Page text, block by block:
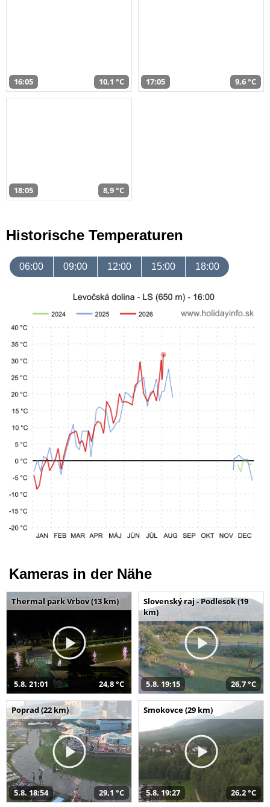
16:05 10,1 °C 17:05 9,6 °C
18:05 8,9 °C
Historische Temperaturen
06:00 09:00 12:00 15:00 18:00
Kameras in der Nähe
Thermal park Vrbov (13 km)
5.8. 21:01 24,8 °C
Slovenský raj - Podlesok (19
km)
5.8. 19:15 26,7 °C
Poprad (22 km)
5.8. 18:54 29,1 °C
Smokovce (29 km)
5.8. 19:27 26,2 °C